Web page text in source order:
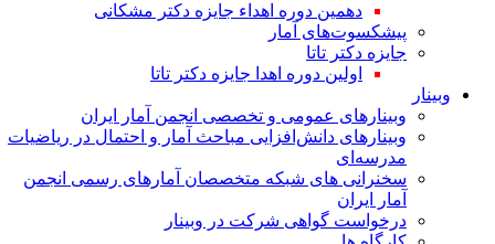
دهمین دوره اهداء جایزه دکتر مشکانی
پیشکسوت‌های آمار
جایزه دکتر تاتا
اولین دوره اهدا جایزه دکتر تاتا
وبینار
وبینارهای عمومی و تخصصی انجمن آمار ایران
وبینارهای دانش‌افزایی مباحث آمار و احتمال در ریاضیات
مدرسه‌ای
سخنرانی های شبکه متخصصان آمارهای رسمی انجمن
آمار ایران
درخواست گواهی شرکت در وبینار